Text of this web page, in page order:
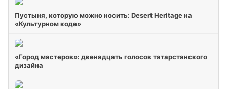
Пустыня, которую можно носить: Desert Heritage на
«Культурном коде»
«Город мастеров»: двенадцать голосов татарстанского
дизайна